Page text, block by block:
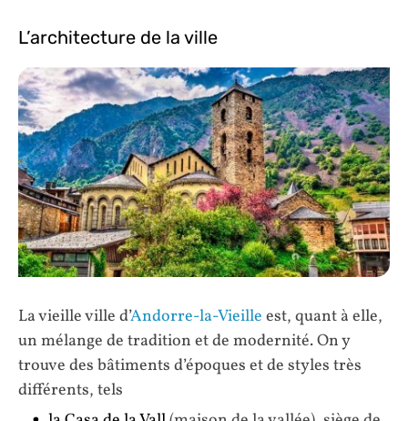
L’architecture de la ville
La vieille ville d’Andorre-la-Vieille est, quant à elle,
un mélange de tradition et de modernité. On y
trouve des bâtiments d’époques et de styles très
différents, tels